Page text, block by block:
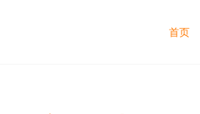
首页